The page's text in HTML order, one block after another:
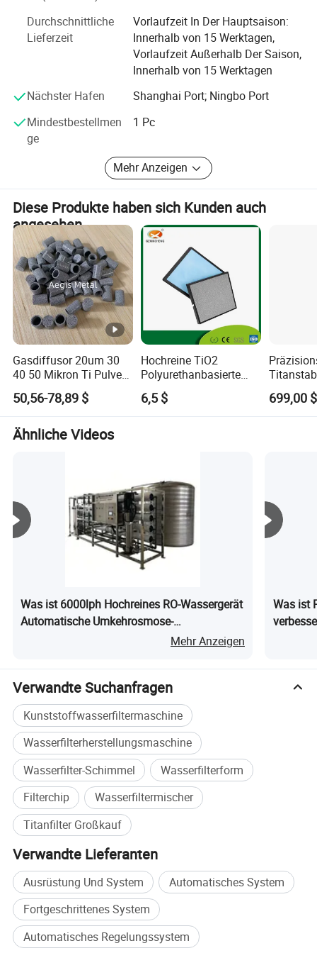
Fabrik ist ISO9001/ISO14001/OHSMS18001 zertifiziert.
umfassendes Validierungslabor Metallprodukte
Über 10 Jahre Branchenexpertise
strenges Produktionsprozess-Kontrollsystem
Hochwertige Rohstoffe
umfassendes Rückverfolgbarkeitssystem
Durchschnittliche
Lieferzeit
Vorlaufzeit In Der Hauptsaison:
Innerhalb von 15 Werktagen,
Vorlaufzeit Außerhalb Der Saison,
Innerhalb von 15 Werktagen
Nächster Hafen
Shanghai Port; Ningbo Port
Mindestbestellmen
ge
1 Pc
Mehr Anzeigen
Diese Produkte haben sich Kunden auch
angesehen
Gasdiffusor 20um 30
40 50 Mikron Ti Pulver
gesinterter Titanfilter
50,56-78,89 $
Hochreine TiO2
Polyurethanbasierte
Nano-Titan-Dioxid-
Baumwollfilter
6,5 $
für
699,00 $
Ähnliche Videos
Was ist 6000lph Hochreines RO-Wassergerät
Automatische Umkehrosmose-
Mehr Anzeigen
Was ist
Verwandte Suchanfragen
Kunststoffwasserfiltermaschine
Wasserfilterherstellungsmaschine
Wasserfilter-Schimmel
Wasserfilterform
Filterchip
Wasserfiltermischer
Titanfilter Großkauf
Verwandte Lieferanten
Ausrüstung Und System
Automatisches System
Fortgeschrittenes System
Automatisches Regelungssystem